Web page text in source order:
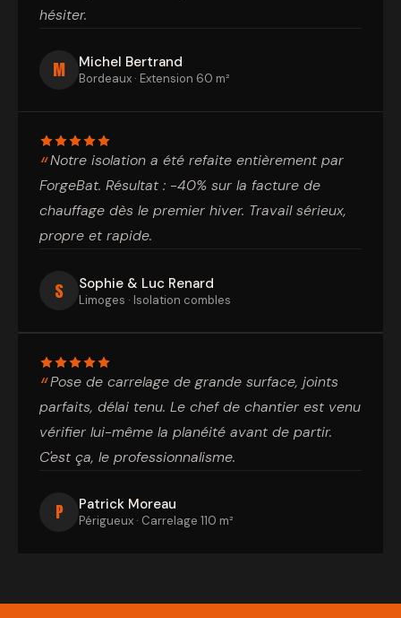
hésiter.
M Michel Bertrand
Bordeaux · Extension 60 m²
Notre isolation a été refaite entièrement par
ForgeBat. Résultat : -40% sur la facture de
chauffage dès le premier hiver. Travail sérieux,
propre et rapide.
S Sophie & Luc Renard
Limoges · Isolation combles
Pose de carrelage de grande surface, joints
parfaits, délai tenu. Le chef de chantier est venu
vérifier lui-même la planéité avant de partir.
C'est ça, le professionnalisme.
P Patrick Moreau
Périgueux · Carrelage 110 m²